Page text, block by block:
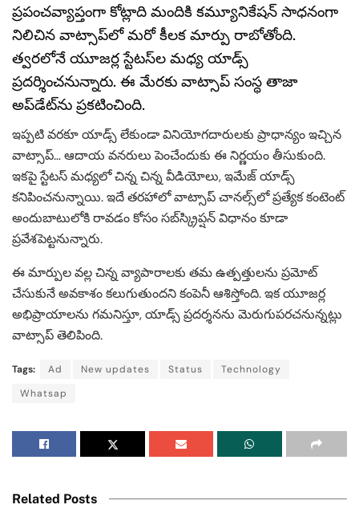
ప్రపంచవ్యాప్తంగా కోట్లాది మందికి కమ్యూనికేషన్ సాధనంగా
నిలిచిన వాట్సాప్‌లో మరో కీలక మార్పు రాబోతోంది.
త్వరలోనే యూజర్ల స్టేటస్‌ల మధ్య యాడ్స్
ప్రదర్శించనున్నారు. ఈ మేరకు వాట్సాప్‌ సంస్థ తాజా
అప్‌డేట్‌ను ప్రకటించింది.
ఇప్పటి వరకూ యాడ్స్ లేకుండా వినియోగదారులకు ప్రాధాన్యం ఇచ్చిన
వాట్సాప్‌… ఆదాయ వనరులు పెంచేందుకు ఈ నిర్ణయం తీసుకుంది.
ఇకపై స్టేటస్ మధ్యలో చిన్న చిన్న వీడియోలు, ఇమేజ్ యాడ్స్
కనిపించనున్నాయి. ఇదే తరహాలో వాట్సాప్‌ చానల్స్‌లో ప్రత్యేక కంటెంట్
అందుబాటులోకి రావడం కోసం సబ్‌స్క్రిప్షన్ విధానం కూడా
ప్రవేశపెట్టనున్నారు.
ఈ మార్పుల వల్ల చిన్న వ్యాపారాలకు తమ ఉత్పత్తులను ప్రమోట్
చేసుకునే అవకాశం కలుగుతుందని కంపెనీ ఆశిస్తోంది. ఇక యూజర్ల
అభిప్రాయాలను గమనిస్తూ, యాడ్స్‌ ప్రదర్శనను మెరుగుపరచనున్నట్లు
వాట్సాప్‌ తెలిపింది.
Tags: Ad New updates Status
Technology
Whatsap
Related Posts